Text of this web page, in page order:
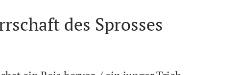
des Sprosses